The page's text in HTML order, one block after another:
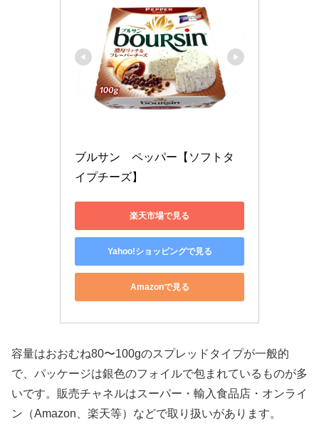
ブルサン　ペッパー【ソフトタ
イプチーズ】
楽天市場で見る
Yahoo!ショッピングで見る
Amazonで見る
容量はおおむね80〜100gのスプレッドタイプが一般的
で、パッケージは銀色のフォイルで包まれているものが多
いです。販売チャネルはスーパー・輸入食品店・オンライ
ン（Amazon、楽天等）などで取り扱いがあります。